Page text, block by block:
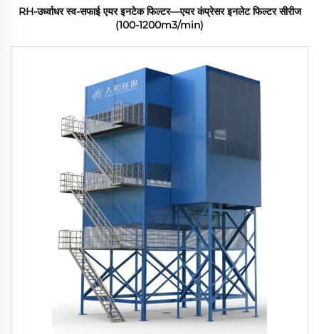
RH-उर्ध्वाधर स्व-सफाई एयर इनटेक फिल्टर—एयर कंप्रेसर इनलेट फिल्टर सीरीज
(100-1200m3/min)